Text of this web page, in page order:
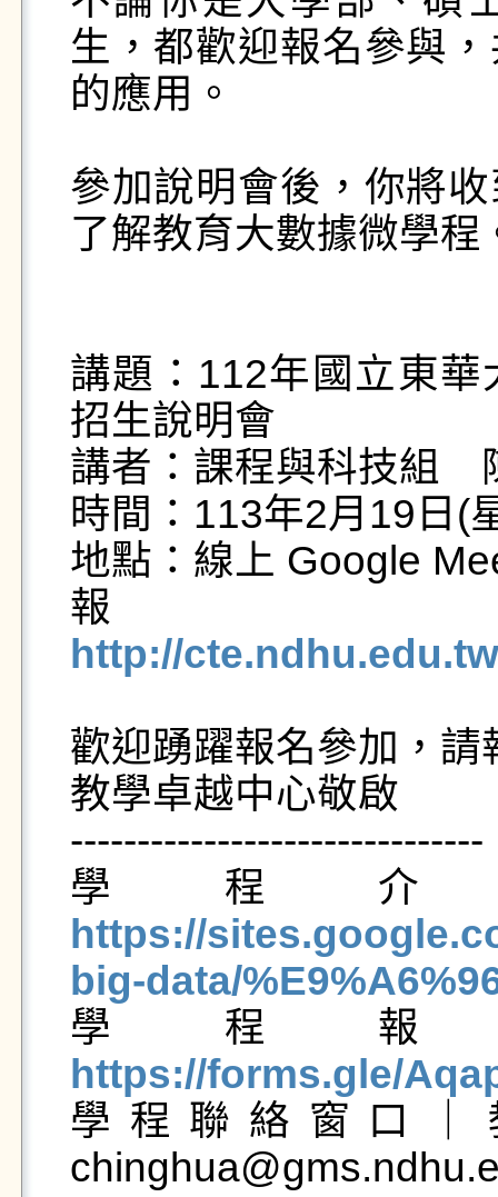
生，都歡迎報名參與
的應用。
參加說明會後，你將
了解教育大數據微學
講題：112年國立東
招生說明會
講者：課程與科技組　
時間：113年2月19日(
地點：線上 Google
報
http://
歡迎踴躍報名參加，
教學卓越中心敬啟
-------------------------------
學程
https://
big-data/
學程
https://forms.gle/
學程聯絡窗口